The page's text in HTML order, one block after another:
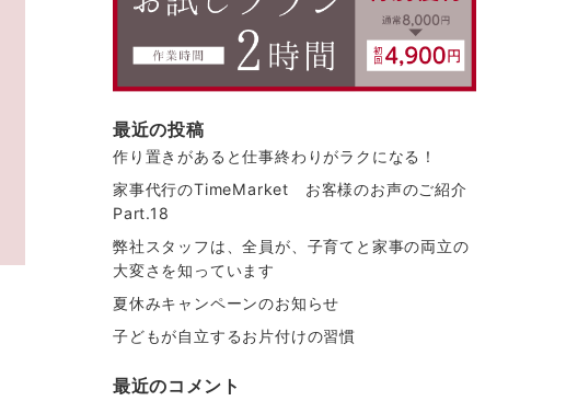
最近の投稿
作り置きがあると仕事終わりがラクになる！
家事代行のTimeMarket お客様のお声のご紹介
Part.18
弊社スタッフは、全員が、子育てと家事の両立の
大変さを知っています
夏休みキャンペーンのお知らせ
子どもが自立するお片付けの習慣
最近のコメント